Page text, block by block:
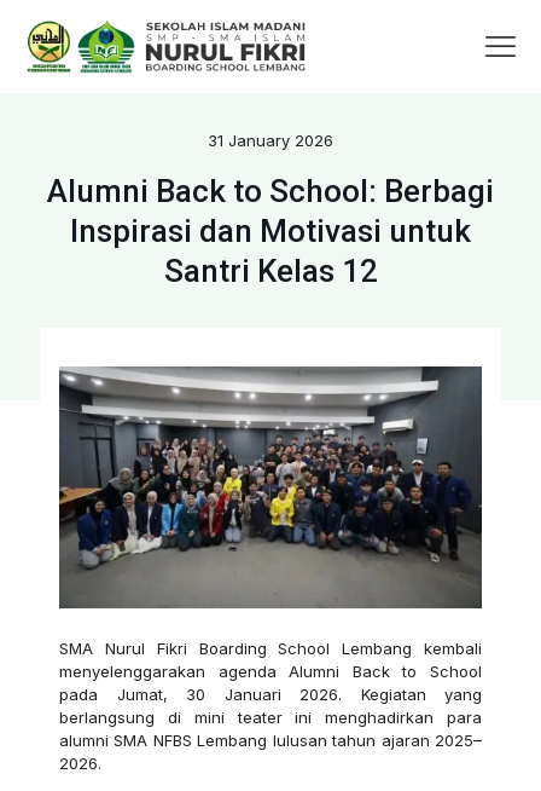
31 January 2026
Alumni Back to School: Berbagi
Inspirasi dan Motivasi untuk
Santri Kelas 12
SMA Nurul Fikri Boarding School Lembang kembali
menyelenggarakan agenda Alumni Back to School
pada Jumat, 30 Januari 2026. Kegiatan yang
berlangsung di mini teater ini menghadirkan para
alumni SMA NFBS Lembang lulusan tahun ajaran 2025–
2026.